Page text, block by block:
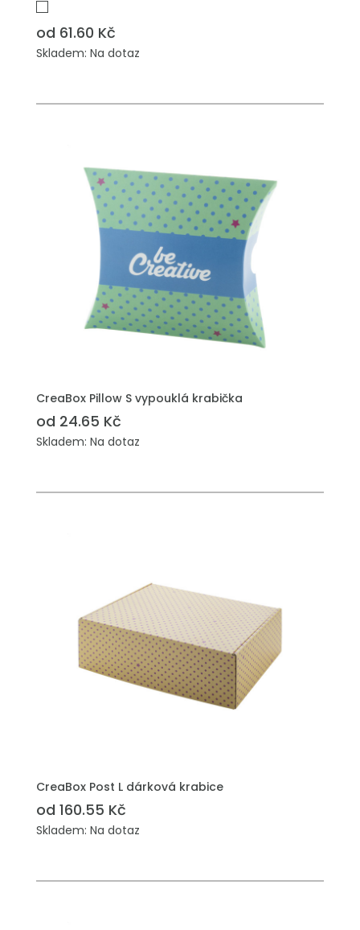
od 61.60 Kč
Skladem: Na dotaz
CreaBox Pillow S vypouklá krabička
od 24.65 Kč
Skladem: Na dotaz
CreaBox Post L dárková krabice
od 160.55 Kč
Skladem: Na dotaz